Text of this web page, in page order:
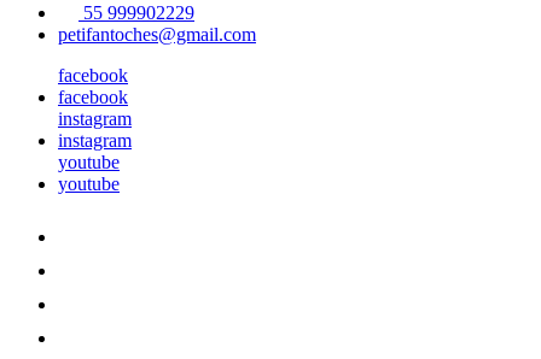
55 999902229
petifantoches@gmail.com
facebook
facebook
instagram
instagram
youtube
youtube